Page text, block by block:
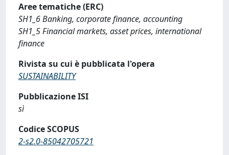
Aree tematiche (ERC)
SH1_6 Banking, corporate finance, accounting
SH1_5 Financial markets, asset prices, international
finance
Rivista su cui è pubblicata l'opera
SUSTAINABILITY
Pubblicazione ISI
sì
Codice SCOPUS
2-s2.0-85042705721